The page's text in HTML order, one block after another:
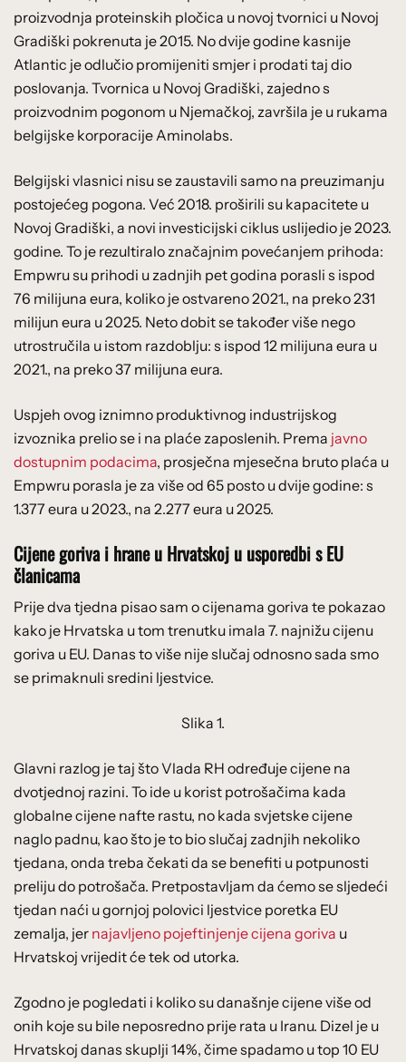
proizvodnja proteinskih pločica u novoj tvornici u Novoj
Gradiški pokrenuta je 2015. No dvije godine kasnije
Atlantic je odlučio promijeniti smjer i prodati taj dio
poslovanja. Tvornica u Novoj Gradiški, zajedno s
proizvodnim pogonom u Njemačkoj, završila je u rukama
belgijske korporacije Aminolabs.
Belgijski vlasnici nisu se zaustavili samo na preuzimanju
postojećeg pogona. Već 2018. proširili su kapacitete u
Novoj Gradiški, a novi investicijski ciklus uslijedio je 2023.
godine. To je rezultiralo značajnim povećanjem prihoda:
Empwru su prihodi u zadnjih pet godina porasli s ispod
76 milijuna eura, koliko je ostvareno 2021., na preko 231
milijun eura u 2025. Neto dobit se također više nego
utrostručila u istom razdoblju: s ispod 12 milijuna eura u
2021., na preko 37 milijuna eura.
Uspjeh ovog iznimno produktivnog industrijskog
izvoznika prelio se i na plaće zaposlenih. Prema javno
dostupnim podacima, prosječna mjesečna bruto plaća u
Empwru porasla je za više od 65 posto u dvije godine: s
1.377 eura u 2023., na 2.277 eura u 2025.
Cijene goriva i hrane u Hrvatskoj u usporedbi s EU
članicama
Prije dva tjedna pisao sam o cijenama goriva te pokazao
kako je Hrvatska u tom trenutku imala 7. najnižu cijenu
goriva u EU. Danas to više nije slučaj odnosno sada smo
se primaknuli sredini ljestvice.
Slika 1.
Glavni razlog je taj što Vlada RH određuje cijene na
dvotjednoj razini. To ide u korist potrošačima kada
globalne cijene nafte rastu, no kada svjetske cijene
naglo padnu, kao što je to bio slučaj zadnjih nekoliko
tjedana, onda treba čekati da se benefiti u potpunosti
preliju do potrošača. Pretpostavljam da ćemo se sljedeći
tjedan naći u gornjoj polovici ljestvice poretka EU
zemalja, jer najavljeno pojeftinjenje cijena goriva u
Hrvatskoj vrijedit će tek od utorka.
Zgodno je pogledati i koliko su današnje cijene više od
onih koje su bile neposredno prije rata u Iranu. Dizel je u
Hrvatskoj danas skuplji 14%, čime spadamo u top 10 EU